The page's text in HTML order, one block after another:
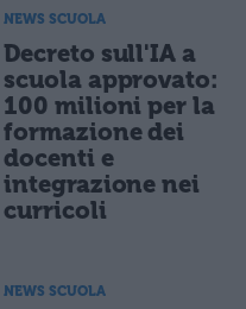
NEWS SCUOLA
Decreto sull'IA a
scuola approvato:
100 milioni per la
formazione dei
docenti e
integrazione nei
curricoli
NEWS SCUOLA